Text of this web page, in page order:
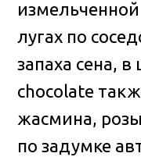
лугах по
запаха сена,
chocolate
жасмина,
по задумке